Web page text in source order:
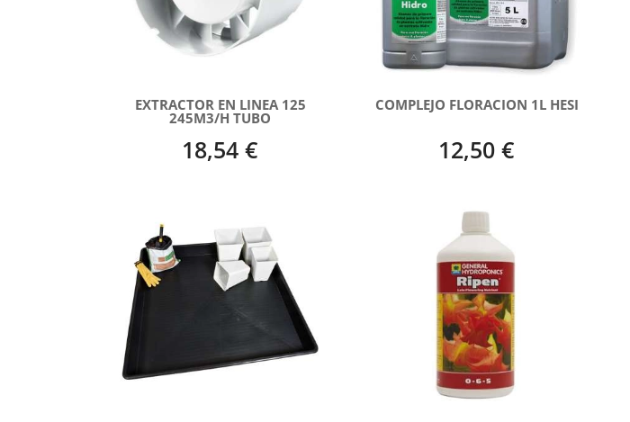
EXTRACTOR EN LINEA 125
245M3/H TUBO
18,54 €
COMPLEJO FLORACION 1L HESI
12,50 €